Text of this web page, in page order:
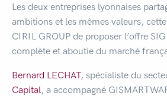
Les deux entreprises lyonnaises
ambitions et les mêmes valeurs,
CIRIL GROUP de proposer l’offre
complète et aboutie du marché
Bernard LECHAT, spécialiste du
Capital, a accompagné